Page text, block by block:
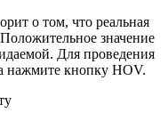
о том, что реальная
значение
Для проведения
нажмите кнопку НОV.